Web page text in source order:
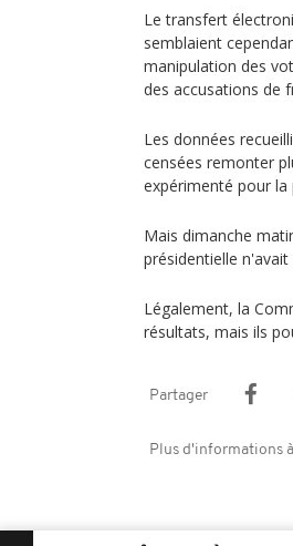
Le transfert
semblaient
manipulation des
des accusations de
Les données
censées remonter
expérimenté pour
Mais dimanche
présidentielle
Légalement, la
résultats, mais ils
Partager
Plus d'informations